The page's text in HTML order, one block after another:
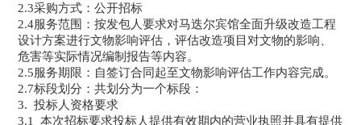
2.3采购方式：公开招标
2.4服务范围：按发包人要求对马迭尔宾馆全面升级改造工程
设计方案进行文物影响评估，评估改造项目对文物的影响、
危害等实际情况编制报告等内容。
2.5服务期限：自签订合同起至文物影响评估工作内容完成。
2.7标段划分：共划分为一个标段：
3. 投标人资格要求
3.1 本次招标要求投标人提供有效期内的营业执照并具有提供